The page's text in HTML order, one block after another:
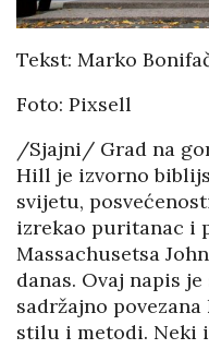
Tekst: Marko
Foto: Pixsell
/Sjajni/ Grad na
Hill je izvorno
svijetu,
izrekao puritanac i
Massachusetsa
danas. Ovaj napis
sadržajno
stilu i metodi. Neki